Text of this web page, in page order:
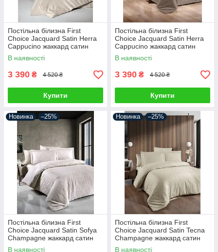
Постільна білизна First
Choice Jacquard Satin Herra
Cappucino жаккард сатин
сатин Туреччина 200х220см
В наявності
3 390 ₴ 4 520 ₴
Купити
Постільна білизна First
Choice Jacquard Satin Herra
Cappucino жаккард сатин
сатин Туреччина 200х220см
В наявності
3 390 ₴ 4 520 ₴
Купити
Новинка –25%
Постільна білизна First
Choice Jacquard Satin Sofya
Champagne жаккард сатин
сатин Туреччина 200х220см
В наявності
Новинка –25%
Постільна білизна First
Choice Jacquard Satin Tecna
Champagne жаккард сатин
сатин Туреччина 200х220см
В наявності